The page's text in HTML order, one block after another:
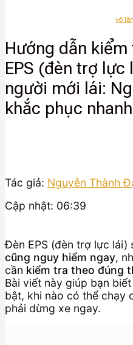
vô
Hướng dẫn kiểm
EPS (đèn trợ lực
người mới lái:
khắc phục
Tác giả: Nguyễn Thành
Cập nhật: 06:39
Đèn EPS (đèn trợ lực lái)
cũng nguy hiểm ngay,
cần kiểm tra theo đúng
Bài viết này giúp bạn
bật, khi nào có thể chạy
phải dừng xe ngay.